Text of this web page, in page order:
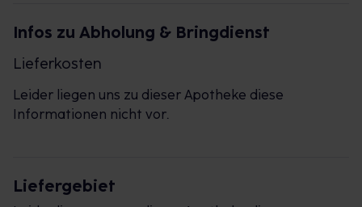
Infos zu Abholung & Bringdienst
Lieferkosten
Leider liegen uns zu dieser Apotheke diese
Informationen nicht vor.
Liefergebiet